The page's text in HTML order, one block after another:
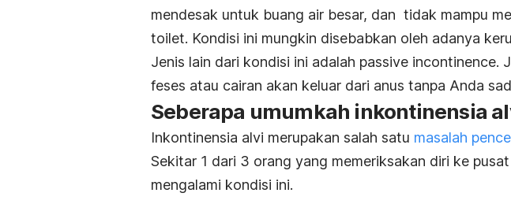
mendesak untuk buang air besar, dan tidak mampu
toilet. Kondisi ini mungkin disebabkan oleh adanya
Jenis lain dari kondisi ini adalah passive incontinence.
feses atau cairan akan keluar dari anus tanpa Anda
Seberapa umumkah inkontinensia
Inkontinensia alvi merupakan salah satu masalah
Sekitar 1 dari 3 orang yang memeriksakan diri ke
mengalami kondisi ini.